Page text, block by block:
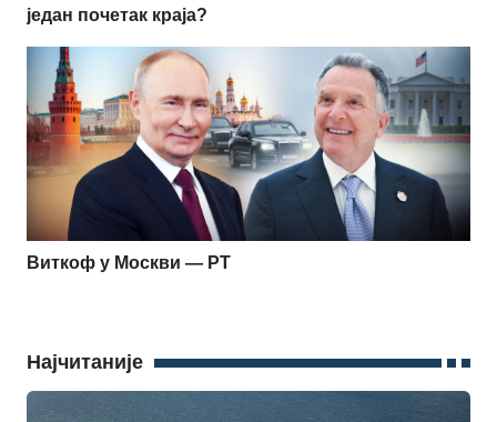
један почетак краја?
Виткоф у Москви — РТ
Најчитаније